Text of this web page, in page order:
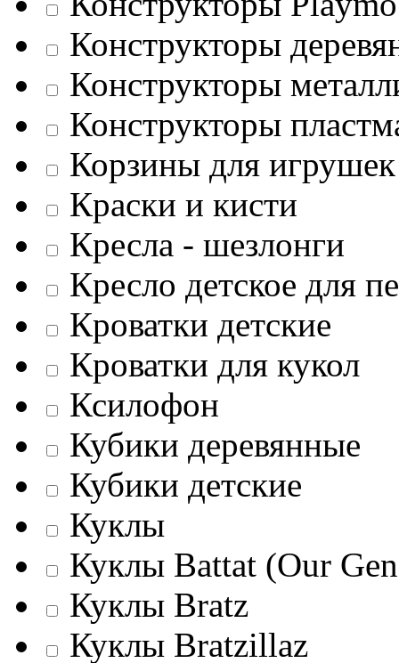
Конструкторы
Конструкторы
Конструкторы
Корзины для игрушек
Краски и кисти
Кресла - шезлонги
Кресло детское для
Кроватки детские
Кроватки для кукол
Ксилофон
Кубики деревянные
Кубики детские
Куклы
Куклы Battat (Our
Куклы Bratz
Куклы Bratzillaz